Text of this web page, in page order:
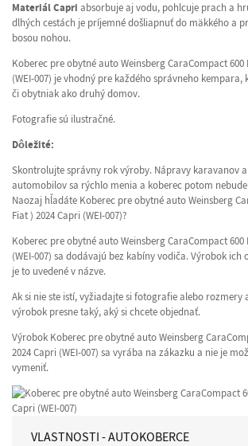
Materiál Capri absorbuje aj vodu, pohlcuje prach a
dlhých cestách je príjemné došliapnuť do mäkkého a
bosou nohou.
Koberec pre obytné auto Weinsberg CaraCompact 600
(WEI-007) je vhodný pre každého správneho
či obytniak ako druhý domov.
Fotografie sú ilustračné.
Dôležité:
Skontrolujte správny rok výroby. Nápravy karavanov
automobilov sa rýchlo menia a koberec potom
Naozaj hľadáte Koberec pre obytné auto Weinsberg
Fiat ) 2024 Capri (WEI-007)?
Koberec pre obytné auto Weinsberg CaraCompact 600
(WEI-007) sa dodávajú bez kabíny vodiča. Výrobok ich
je to uvedené v názve.
Ak si nie ste istí, vyžiadajte si fotografie alebo rozmery
výrobok presne taký, aký si chcete objednať.
Výrobok Koberec pre obytné auto Weinsberg
2024 Capri (WEI-007) sa vyrába na zákazku a nie je
vymeniť.
VLASTNOSTI - AUTOKOBERCE